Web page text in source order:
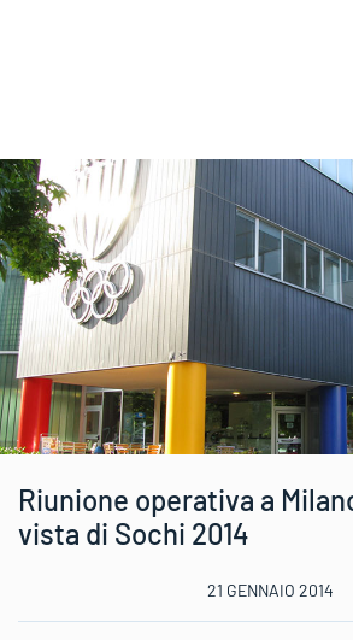
Riunione operativa a
vista di Sochi 2014
21 GENNAIO 2014